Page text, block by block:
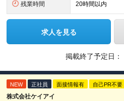
残業時間 20時間以内
求人を見る
掲載終了予定日：
NEW 正社員 面接情報有 自己PR不要
株式会社ケイアイ